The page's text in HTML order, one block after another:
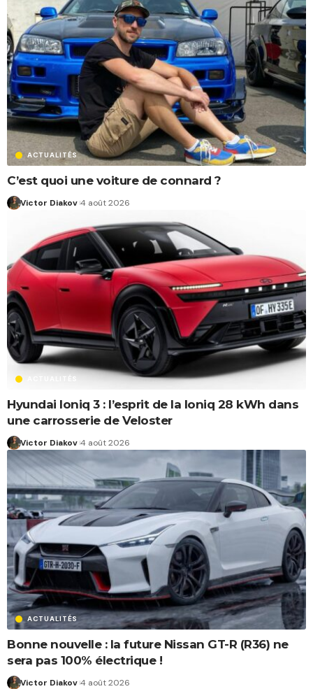
ACTUALITÉS
C’est quoi une voiture de connard ?
Victor Diakov 4 août 2026
ACTUALITÉS
Hyundai Ioniq 3 : l’esprit de la Ioniq 28 kWh dans
une carrosserie de Veloster
Victor Diakov 4 août 2026
ACTUALITÉS
Bonne nouvelle : la future Nissan GT-R (R36) ne
sera pas 100% électrique !
Victor Diakov 4 août 2026